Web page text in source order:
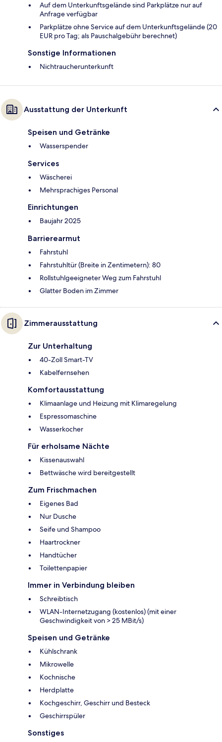
Auf dem Unterkunftsgelände sind Parkplätze nur auf
Anfrage verfügbar
Parkplätze ohne Service auf dem Unterkunftsgelände (20
EUR pro Tag; als Pauschalgebühr berechnet)
Sonstige Informationen
Nichtraucherunterkunft
Ausstattung der Unterkunft
Speisen und Getränke
Wasserspender
Services
Wäscherei
Mehrsprachiges Personal
Einrichtungen
Baujahr 2025
Barrierearmut
Fahrstuhl
Fahrstuhltür (Breite in Zentimetern): 80
Rollstuhlgeeigneter Weg zum Fahrstuhl
Glatter Boden im Zimmer
Zimmerausstattung
Zur Unterhaltung
40-Zoll Smart-TV
Kabelfernsehen
Komfortausstattung
Klimaanlage und Heizung mit Klimaregelung
Espressomaschine
Wasserkocher
Für erholsame Nächte
Kissenauswahl
Bettwäsche wird bereitgestellt
Zum Frischmachen
Eigenes Bad
Nur Dusche
Seife und Shampoo
Haartrockner
Handtücher
Toilettenpapier
Immer in Verbindung bleiben
Schreibtisch
WLAN-Internetzugang (kostenlos) (mit einer
Geschwindigkeit von > 25 MBit/s)
Speisen und Getränke
Kühlschrank
Mikrowelle
Kochnische
Herdplatte
Kochgeschirr, Geschirr und Besteck
Geschirrspüler
Sonstiges